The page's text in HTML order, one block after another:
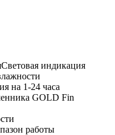
индикация
на 1-24 часа
GOLD Fin
работы